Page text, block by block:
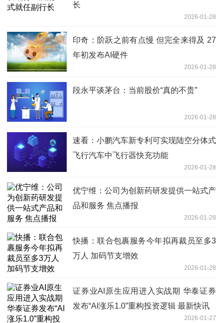
长
2026-01-28
印奇：阶跃之前有点慢 但完全来得及 27
年初发布AI硬件
2026-01-28
段永平谈茅台：当前股价“真的不贵”
2026-01-28
速看：小鹏汽车新专利可实现陆空分体式
飞行汽车中飞行器快充功能
2026-01-28
优宁维：公司为创新药研发提供一站式产
品和服务 焦点播报
2026-01-28
快播：联合包裹服务今年拟再裁员至多3
万人 加码节支增效
2026-01-28
证券业AI原生应用进入实战期 华泰证券
发布“AI涨乐1.0”重构投资逻辑 最新快讯
2026-01-27